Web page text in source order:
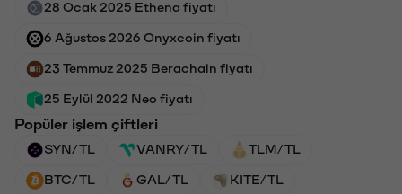
28 Ocak 2025 Ethena fiyatı
6 Ağustos 2026 Onyxcoin fiyatı
23 Temmuz 2025 Berachain fiyatı
25 Eylül 2022 Neo fiyatı
Popüler işlem çiftleri
SYN/TL VANRY/TL TLM/TL
BTC/TL GAL/TL KITE/TL